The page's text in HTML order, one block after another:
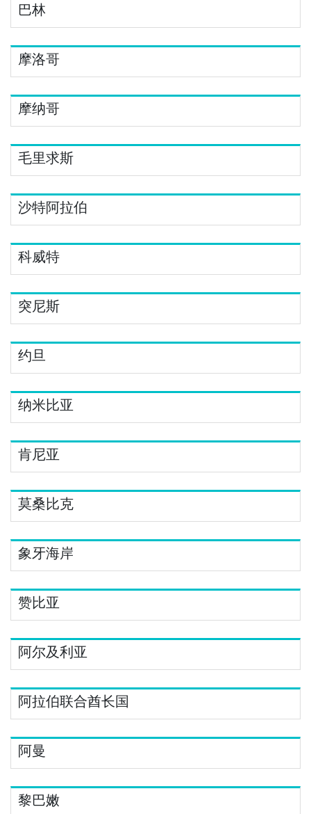
巴林
摩洛哥
摩纳哥
毛里求斯
沙特阿拉伯
科威特
突尼斯
约旦
纳米比亚
肯尼亚
莫桑比克
象牙海岸
赞比亚
阿尔及利亚
阿拉伯联合酋长国
阿曼
黎巴嫩